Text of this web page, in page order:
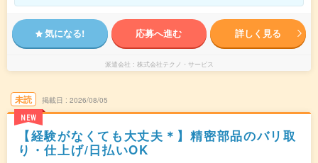
気になる! 応募へ進む 詳しく見る
派遣会社 株式会社テクノ・サービス
未読
NEW
掲載日 2026/08/05
【経験がなくても大丈夫＊】精密部品のバリ取
り・仕上げ/日払いOK